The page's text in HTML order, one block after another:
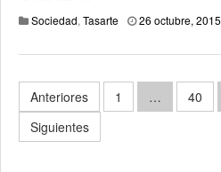
Sociedad, Tasarte 26 octubre, 2015
Paginación
de
entradas
Anteriores 1 … 40
Siguientes